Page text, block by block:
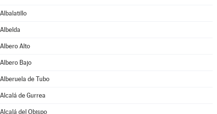
Albalatillo
Albelda
Albero Alto
Albero Bajo
Alberuela de Tubo
Alcalá de Gurrea
Alcalá del Obispo